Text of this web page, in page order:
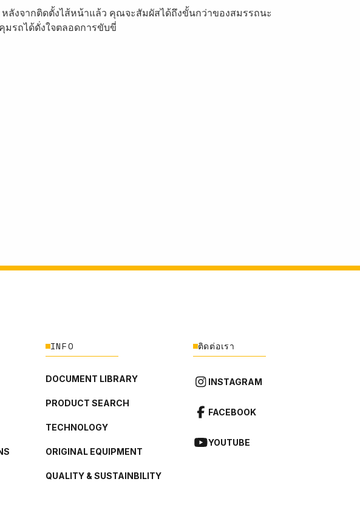
ลังจากติดตั้งไส้หน้าแล้ว คุณจะสัมผัสได้ถึงขั้นกว่าของสมรรถนะ
มรถได้ดั่งใจตลอดการขับขี่
INFO
DOCUMENT LIBRARY
PRODUCT SEARCH
TECHNOLOGY
ORIGINAL EQUIPMENT
QUALITY & SUSTAINBILITY
ติดต่อเรา
INSTAGRAM
FACEBOOK
YOUTUBE